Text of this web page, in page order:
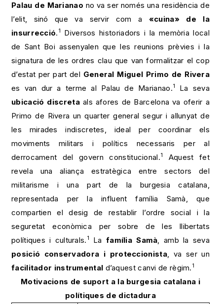
Palau de Marianao no va ser només una residència de
l’elit, sinó que va servir com a «cuina» de la
insurrecció. 1
Diversos historiadors i la memòria local
de Sant Boi assenyalen que les reunions prèvies i la
signatura de les ordres clau que van formalitzar el cop
d’estat per part del General Miguel Primo de Rivera
es van dur a terme al Palau de Marianao.1
La seva
ubicació discretaals afores de Barcelona va oferir a
Primo de Rivera un quarter general segur i allunyat de
les mirades indiscretes, ideal per coordinar els
moviments militars i polítics necessaris per al
derrocament del govern constitucional.1
Aquest fet
revela una aliança estratègica entre sectors del
militarisme i una part de la burgesia catalana,
representada per la influent família Samà, que
compartien el desig de restablir l’ordre social i la
seguretat econòmica per sobre de les llibertats
polítiques i culturals. 1 La família Samà, amb la seva
posició conservadora i proteccionista, va ser un
facilitador instrumental d’aquest canvi de règim. 1
Motivacions de suport a la burgesia catalana i
polítiques de dictadura